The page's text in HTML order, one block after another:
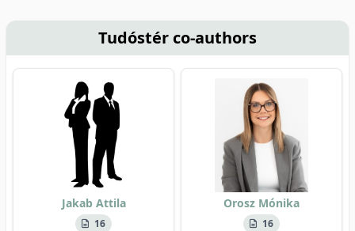
Tudóstér co-authors
Jakab Attila
16
Orosz Mónika
16